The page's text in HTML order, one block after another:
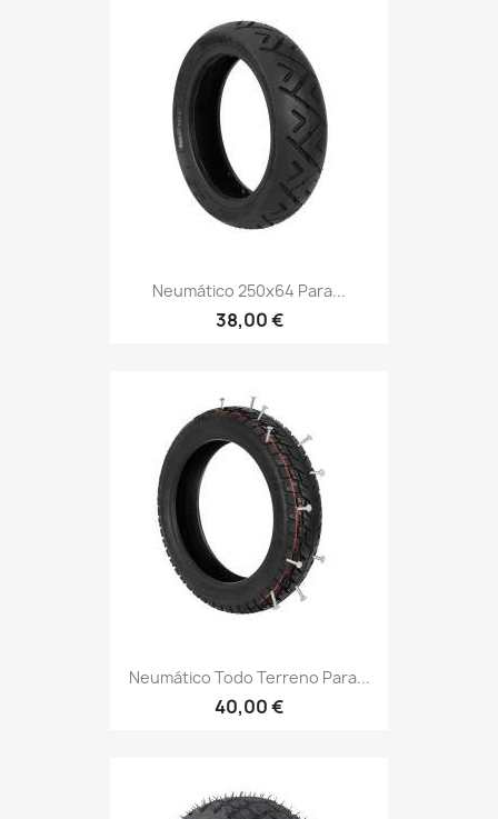
Neumático 250x64 Para...
38,00 €
Neumático Todo Terreno Para...
40,00 €